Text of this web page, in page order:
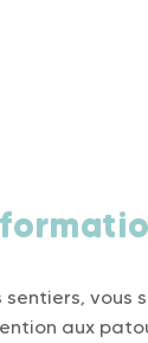
sentiers, vous
aux